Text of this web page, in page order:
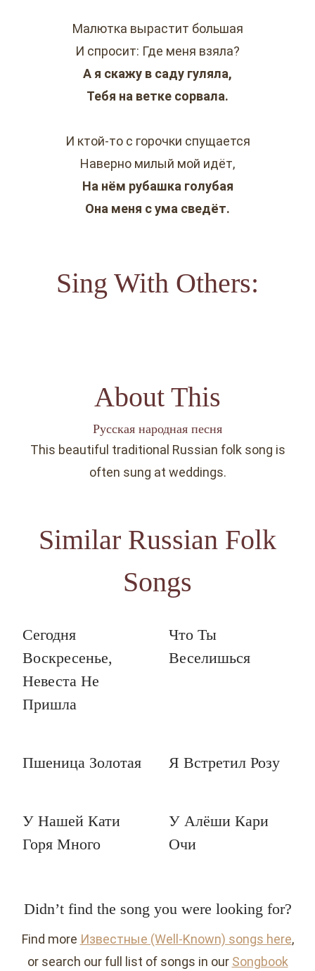
Малютка вырастит большая
И спросит: Где меня взяла?
А я скажу в саду гуляла,
Тебя на ветке сорвала.
И ктой-то с горочки спущается
Наверно милый мой идёт,
На нём рубашка голубая
Она меня с ума сведёт.
Sing With Others:
About This
Русская народная песня
This beautiful traditional Russian folk song is
often sung at weddings.
Similar Russian Folk
Songs
Сегодня
Воскресенье,
Невеста Не
Пришла
Что Ты
Веселишься
Пшеница Золотая Я Встретил Розу
У Нашей Кати
Горя Много
У Алёши Кари
Очи
Didn’t find the song you were looking for?
Find more Известные (Well-Known) songs here,
or search our full list of songs in our Songbook